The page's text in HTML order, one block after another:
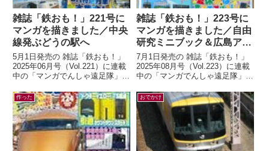
雑誌「鉄おも！」221号に
マンガを描きました／中央
線発ぶどうの駅へ
5月1日発売の 雑誌「鉄おも！」
2025年06月号（Vol.221）に連載
中の「マンガでんしゃ遠足隊」最
線発！まいごの快速とぶどう...
雑誌「鉄おも！」223号に
マンガを描きました／自由
研究ミニブック＆広島アス
トラムライン編
7月1日発売の 雑誌「鉄おも！」
2025年08月号（Vol.223）に連載
中の「マンガでんしゃ遠足隊」最
トラムラインにのって広島お...
作った おでかけ